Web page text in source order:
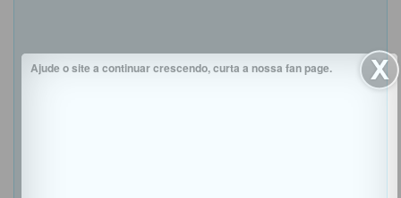
Ajude o site a continuar crescendo, curta a nossa fan page.